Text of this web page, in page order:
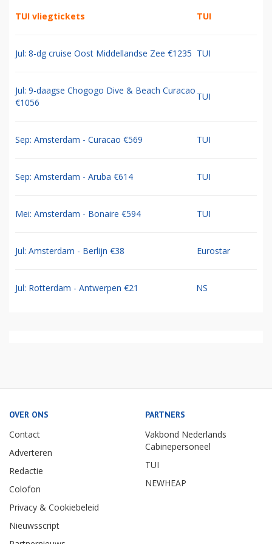
TUI vliegtickets TUI
Jul: 8-dg cruise Oost Middellandse Zee €1235 TUI
Jul: 9-daagse Chogogo Dive & Beach Curacao
€1056
TUI
Sep: Amsterdam - Curacao €569 TUI
Sep: Amsterdam - Aruba €614 TUI
Mei: Amsterdam - Bonaire €594 TUI
Jul: Amsterdam - Berlijn €38 Eurostar
Jul: Rotterdam - Antwerpen €21 NS
OVER ONS
Contact
Adverteren
Redactie
Colofon
Privacy & Cookiebeleid
Nieuwsscript
PARTNERS
Vakbond Nederlands
Cabinepersoneel
TUI
NEWHEAP